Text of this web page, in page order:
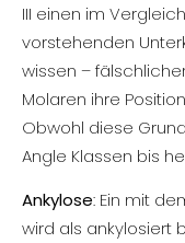
III einen im
vorstehenden
wissen –
Molaren ihre
Obwohl diese
Angle Klassen bis
Ankylose: Ein mit
wird als ankylosiert